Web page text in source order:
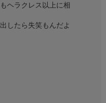
ヘラクレス以上に相
したら失笑もんだよ